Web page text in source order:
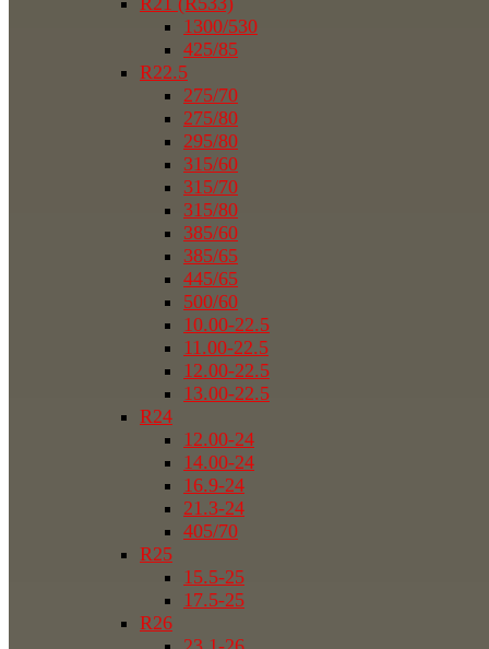
1300/530
425/85
R22.5
275/70
275/80
295/80
315/60
315/70
315/80
385/60
385/65
445/65
500/60
10.00-22.5
11.00-22.5
12.00-22.5
13.00-22.5
R24
12.00-24
14.00-24
16.9-24
21.3-24
405/70
R25
15.5-25
17.5-25
R26